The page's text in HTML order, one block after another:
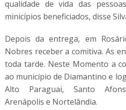
qualidade de vida das
minicípios beneficiados, disse
Depois da entrega, em
Nobres receber a comitiva. As
toda tarde. Neste Momento a
ao município de Diamantino e
Alto Paraguai, Santo
Arenápolis e Nortelândia.